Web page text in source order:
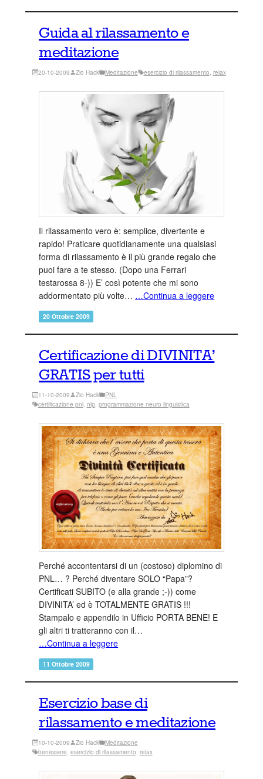
Guida al rilassamento e
meditazione
20-10-2009 Zio Hack Meditazione esercizio di rilassamento, relax
Il rilassamento vero è: semplice, divertente e
rapido! Praticare quotidianamente una qualsiasi
forma di rilassamento è il più grande regalo che
puoi fare a te stesso. (Dopo una Ferrari
testarossa 8-)) E’ così potente che mi sono
addormentato più volte… …Continua a leggere
20 Ottobre 2009
Certificazione di DIVINITA’
GRATIS per tutti
11-10-2009 Zio Hack
PNL
certificazione pnl, nlp, programmazione neuro linguistica
Perché accontentarsi di un (costoso) diplomino di
PNL… ? Perché diventare SOLO “Papa”?
Certificati SUBITO (e alla grande ;-)) come
DIVINITA’ ed è TOTALMENTE GRATIS !!!
Stampalo e appendilo in Ufficio PORTA BENE! E
gli altri ti tratteranno con il…
…Continua a leggere
11 Ottobre 2009
Esercizio base di
rilassamento e meditazione
10-10-2009 Zio Hack
Meditazione
benessere, esercizio di rilassamento, relax